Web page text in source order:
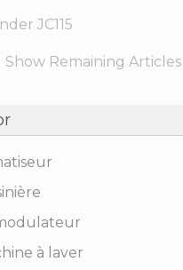
JC115
Show Remaining Articles
à laver